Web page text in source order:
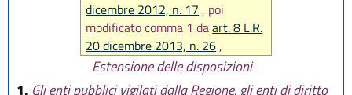
dicembre 2012, n. 17 , poi
modificato comma 1 daart. 8 L.R.
20 dicembre 2013, n. 26,
nuovamente sostituito daart. 12
L.R. 18 luglio 2014, n. 15
, infine
Estensione delle disposizioni
1. Gli enti pubblici vigilati dalla Regione, gli enti di diritto